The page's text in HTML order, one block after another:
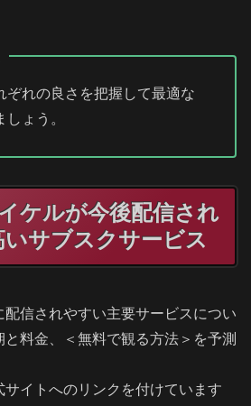
ぞれの良さを把握して最適な
ょう。
ケルが今後配信され
サブスクサービス
信されやすい主要サービスについ
料金、＜無料で観る方法＞を予測
イトへのリンクを付けています